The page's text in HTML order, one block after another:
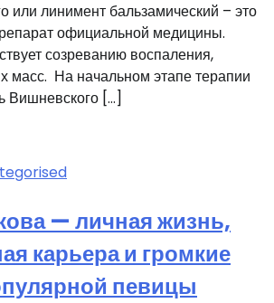
или линимент бальзамический – это
официальной медицины.
созреванию воспаления,
масс. На начальном этапе терапии
Вишневского […]
— личная жизнь,
карьера и громкие
певицы